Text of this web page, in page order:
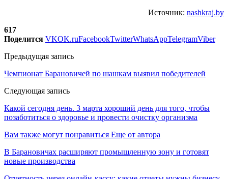
Источник: nashkraj.by
617
Поделится VKOK.ruFacebookTwitterWhatsAppTelegramViber
Предыдущая запись
Чемпионат Барановичей по шашкам выявил победителей
Следующая запись
Какой сегодня день. 3 марта хороший день для того, чтобы
позаботиться о здоровье и провести очистку организма
Вам также могут понравиться Еще от автора
В Барановичах расширяют промышленную зону и готовят
новые производства